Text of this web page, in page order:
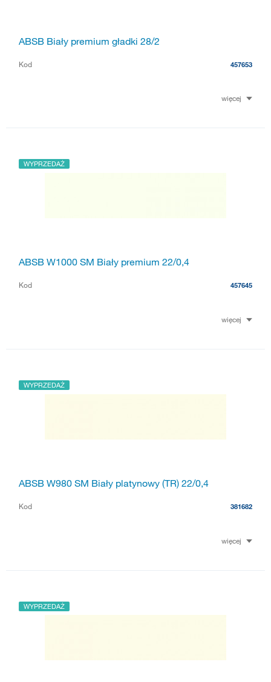
ABSB Biały premium gładki 28/2
Kod 457653
więcej
WYPRZEDAŻ
ABSB W1000 SM Biały premium 22/0,4
Kod 457645
więcej
WYPRZEDAŻ
ABSB W980 SM Biały platynowy (TR) 22/0,4
Kod 381682
więcej
WYPRZEDAŻ